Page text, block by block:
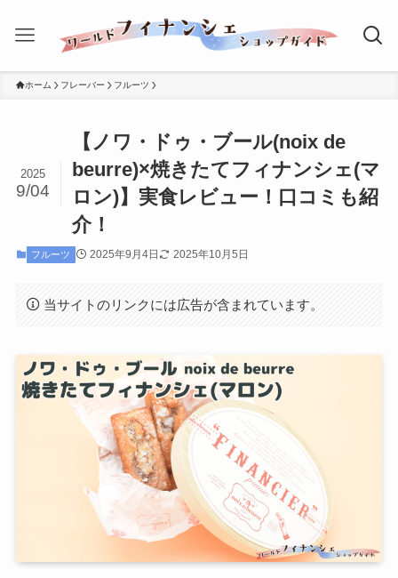
ホーム フレーバー フルーツ
【ノワ・ドゥ・ブール(noix de
beurre)×焼きたてフィナンシェ(マ
ロン)】実食レビュー！口コミも紹
介！
2025
9/04
フルーツ 2025年9月4日 2025年10月5日
当サイトのリンクには広告が含まれています。